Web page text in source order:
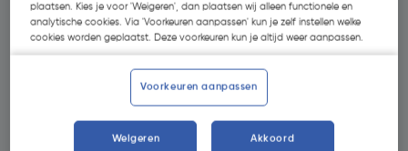
€ 16,52| Excl. btw € 13,65
plaatsen. Kies je voor 'Weigeren', dan plaatsen wij alleen functionele en
analytische cookies. Via 'Voorkeuren aanpassen' kun je zelf instellen welke
cookies worden geplaatst. Deze voorkeuren kun je altijd weer aanpassen.
Voorkeuren aanpassen
Weigeren Akkoord